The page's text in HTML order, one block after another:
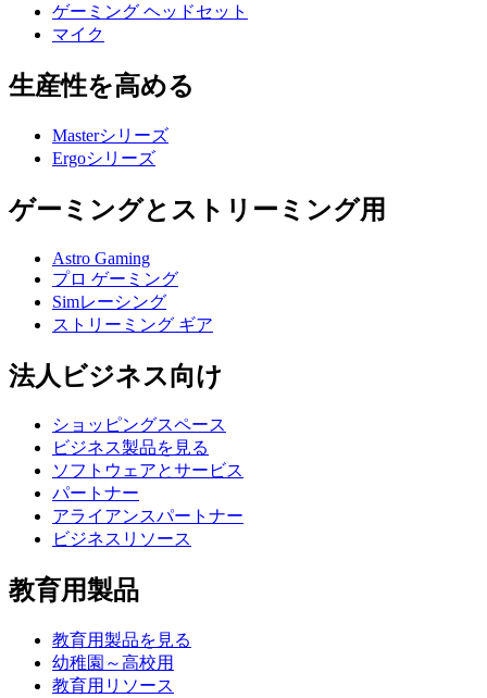
ゲーミング ヘッドセット
マイク
生産性を高める
Masterシリーズ
Ergoシリーズ
ゲーミングとストリーミング用
Astro Gaming
プロ ゲーミング
Simレーシング
ストリーミング ギア
法人ビジネス向け
ショッピングスペース
ビジネス製品を見る
ソフトウェアとサービス
パートナー
アライアンスパートナー
ビジネスリソース
教育用製品
教育用製品を見る
幼稚園～高校用
教育用リソース